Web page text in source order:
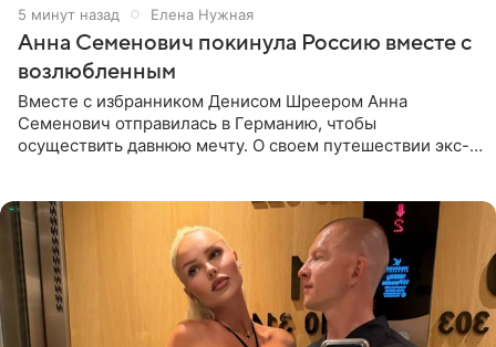
5 минут назад Елена Нужная
Анна Семенович покинула Россию вместе с
возлюбленным
Вместе с избранником Денисом Шреером Анна
Семенович отправилась в Германию, чтобы
осуществить давнюю мечту. О своем путешествии экс-